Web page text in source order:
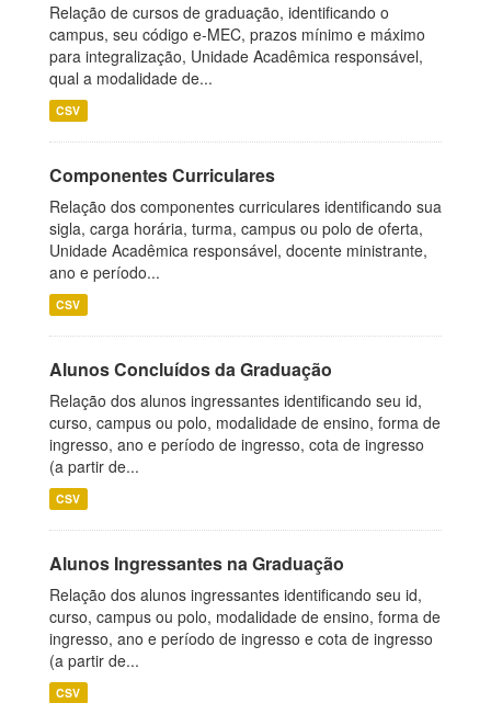
Relação de cursos de graduação, identificando o
campus, seu código e-MEC, prazos mínimo e máximo
para integralização, Unidade Acadêmica responsável,
qual a modalidade de...
CSV
Componentes Curriculares
Relação dos componentes curriculares identificando sua
sigla, carga horária, turma, campus ou polo de oferta,
Unidade Acadêmica responsável, docente ministrante,
ano e período...
CSV
Alunos Concluídos da Graduação
Relação dos alunos ingressantes identificando seu id,
curso, campus ou polo, modalidade de ensino, forma de
ingresso, ano e período de ingresso, cota de ingresso
(a partir de...
CSV
Alunos Ingressantes na Graduação
Relação dos alunos ingressantes identificando seu id,
curso, campus ou polo, modalidade de ensino, forma de
ingresso, ano e período de ingresso e cota de ingresso
(a partir de...
CSV